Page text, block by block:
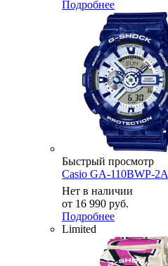
Подробнее
Быстрый просмотр
Casio GA-110BWP-2A
Нет в наличии
от 16 990 руб.
Подробнее
Limited